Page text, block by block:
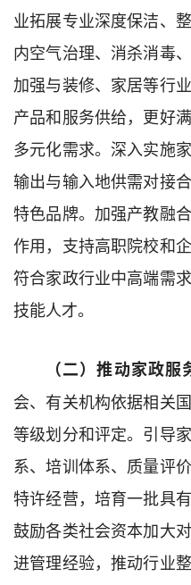
业拓展专业深度保洁、
内空气治理、消杀消毒
加强与装修、家居等行
产品和服务供给，更好
多元化需求。深入实施
输出与输入地供需对接
特色品牌。加强产教融
作用，支持高职院校和
符合家政行业中高端需
技能人才。
（二）推动家政
会、有关机构依据相关
等级划分和评定。引导
系、培训体系、质量评
特许经营，培育一批具
鼓励各类社会资本加大
进管理经验，推动行业